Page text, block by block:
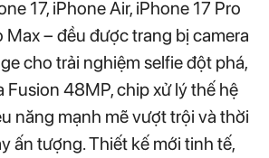
17, iPhone Air, iPhone 17 Pro
Max – đều được trang bị camera
cho trải nghiệm selfie đột phá,
Fusion 48MP, chip xử lý thế hệ
năng mạnh mẽ vượt trội và thời
ấn tượng. Thiết kế mới tinh tế,